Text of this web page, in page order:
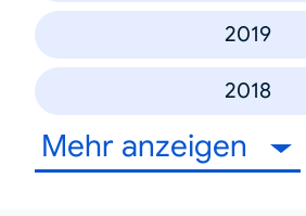
2019
2018
Mehr anzeigen